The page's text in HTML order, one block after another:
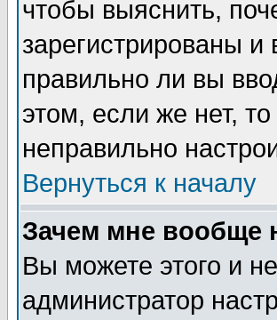
чтобы выяснить,
зарегистрированы и
правильно ли вы
этом, если же нет,
неправильно
Вернуться к началу
Зачем мне вообще
Вы можете этого и
администратор